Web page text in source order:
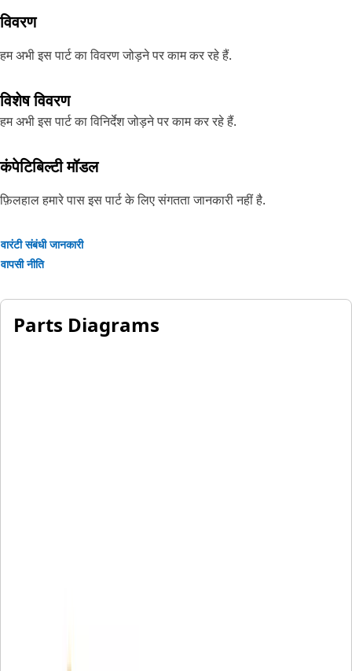
विवरण
हम अभी इस पार्ट का विवरण जोड़ने पर काम कर रहे हैं.
विशेष विवरण
हम अभी इस पार्ट का विनिर्देश जोड़ने पर काम कर रहे हैं.
कंपेटिबिल्टी मॉडल
फ़िलहाल हमारे पास इस पार्ट के लिए संगतता जानकारी नहीं है.
वारंटी संबंधी जानकारी
वापसी नीति
Parts Diagrams